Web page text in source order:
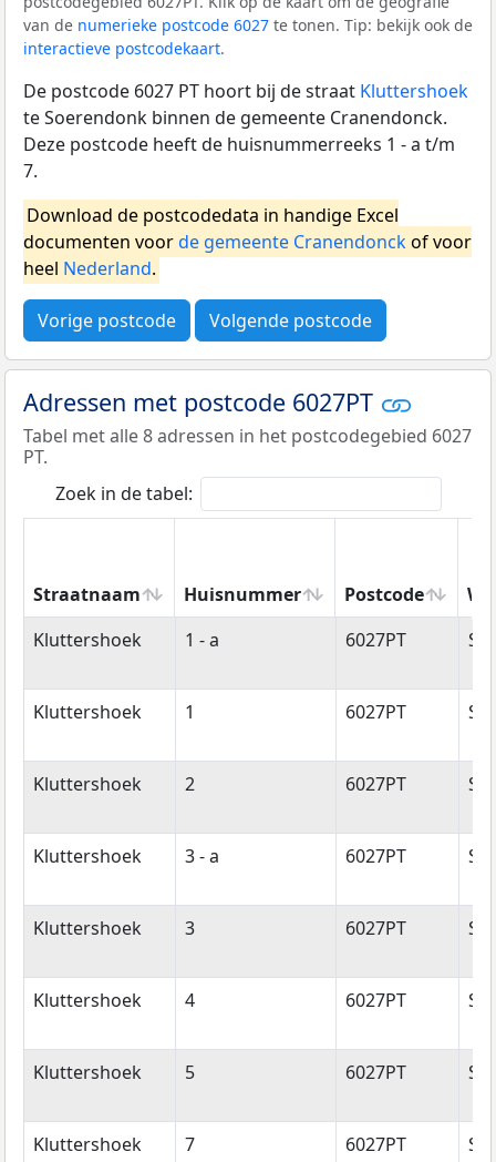
van de numerieke postcode 6027 te tonen. Tip: bekijk ook de
interactieve postcodekaart.
De postcode 6027 PT hoort bij de straat Kluttershoek
te Soerendonk binnen de gemeente Cranendonck.
Deze postcode heeft de huisnummerreeks 1 - a t/m
7.
Download de postcodedata in handige Excel
documenten voorde gemeente Cranendonckof voor
heel Nederland.
Vorige postcode Volgende postcode
Adressen met postcode 6027PT
Tabel met alle 8 adressen in het postcodegebied 6027
PT.
Zoek in de tabel:
Straatnaam Huisnummer Postcode
Straatnaam
Huisnummer Postcode
Kluttershoek 1 - a 6027PT
Kluttershoek 1 6027PT
Kluttershoek 2 6027PT
Kluttershoek 3 - a 6027PT
Kluttershoek 3 6027PT
Kluttershoek 4 6027PT
Kluttershoek 5 6027PT
Kluttershoek 7 6027PT